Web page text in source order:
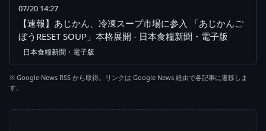
07/20 14:27
【速報】あじかん、冷凍スープ市場に参入 「あじかんご
ぼうRESET SOUP」本格展開 - 日本食糧新聞・電子版
日本食糧新聞・電子版
※ Google News RSS から取得。リンクは Google News 経由で各記事に遷移しま
す。